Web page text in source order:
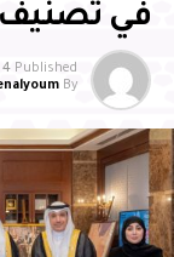
وأشاد سمو محافظ
بصمات لرعاية
وبرامج نوعية
واجتماعيًا، وتنمية
في تصنيف
Published 4 أسابيع ago
By